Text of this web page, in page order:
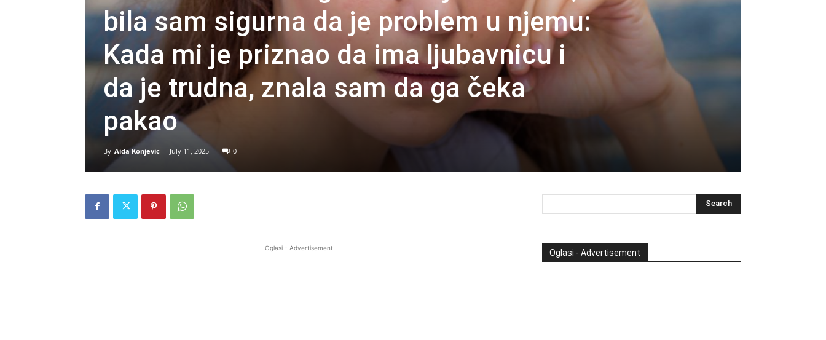
bila sam sigurna da je problem u njemu:
Kada mi je priznao da ima ljubavnicu i
da je trudna, znala sam da ga čeka
pakao
By Aida Konjevic - July 11, 2025 0
Oglasi - Advertisement Oglasi - Advertisement